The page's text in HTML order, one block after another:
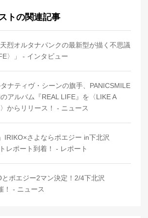
トの関連記事
烈オルタナパンクの最新型が描く不思議
〉」 - インタビュー
ナティヴ・シーンの旗手、PANICSMILE
アルバム『REAL LIFE』を〈LIKE A
からリリース！ - ニュース
IRIKO×さよならポエジー in下北沢
レポート到着！ - レポート
とポエジー2マン決定！2/4下北沢
！ - ニュース